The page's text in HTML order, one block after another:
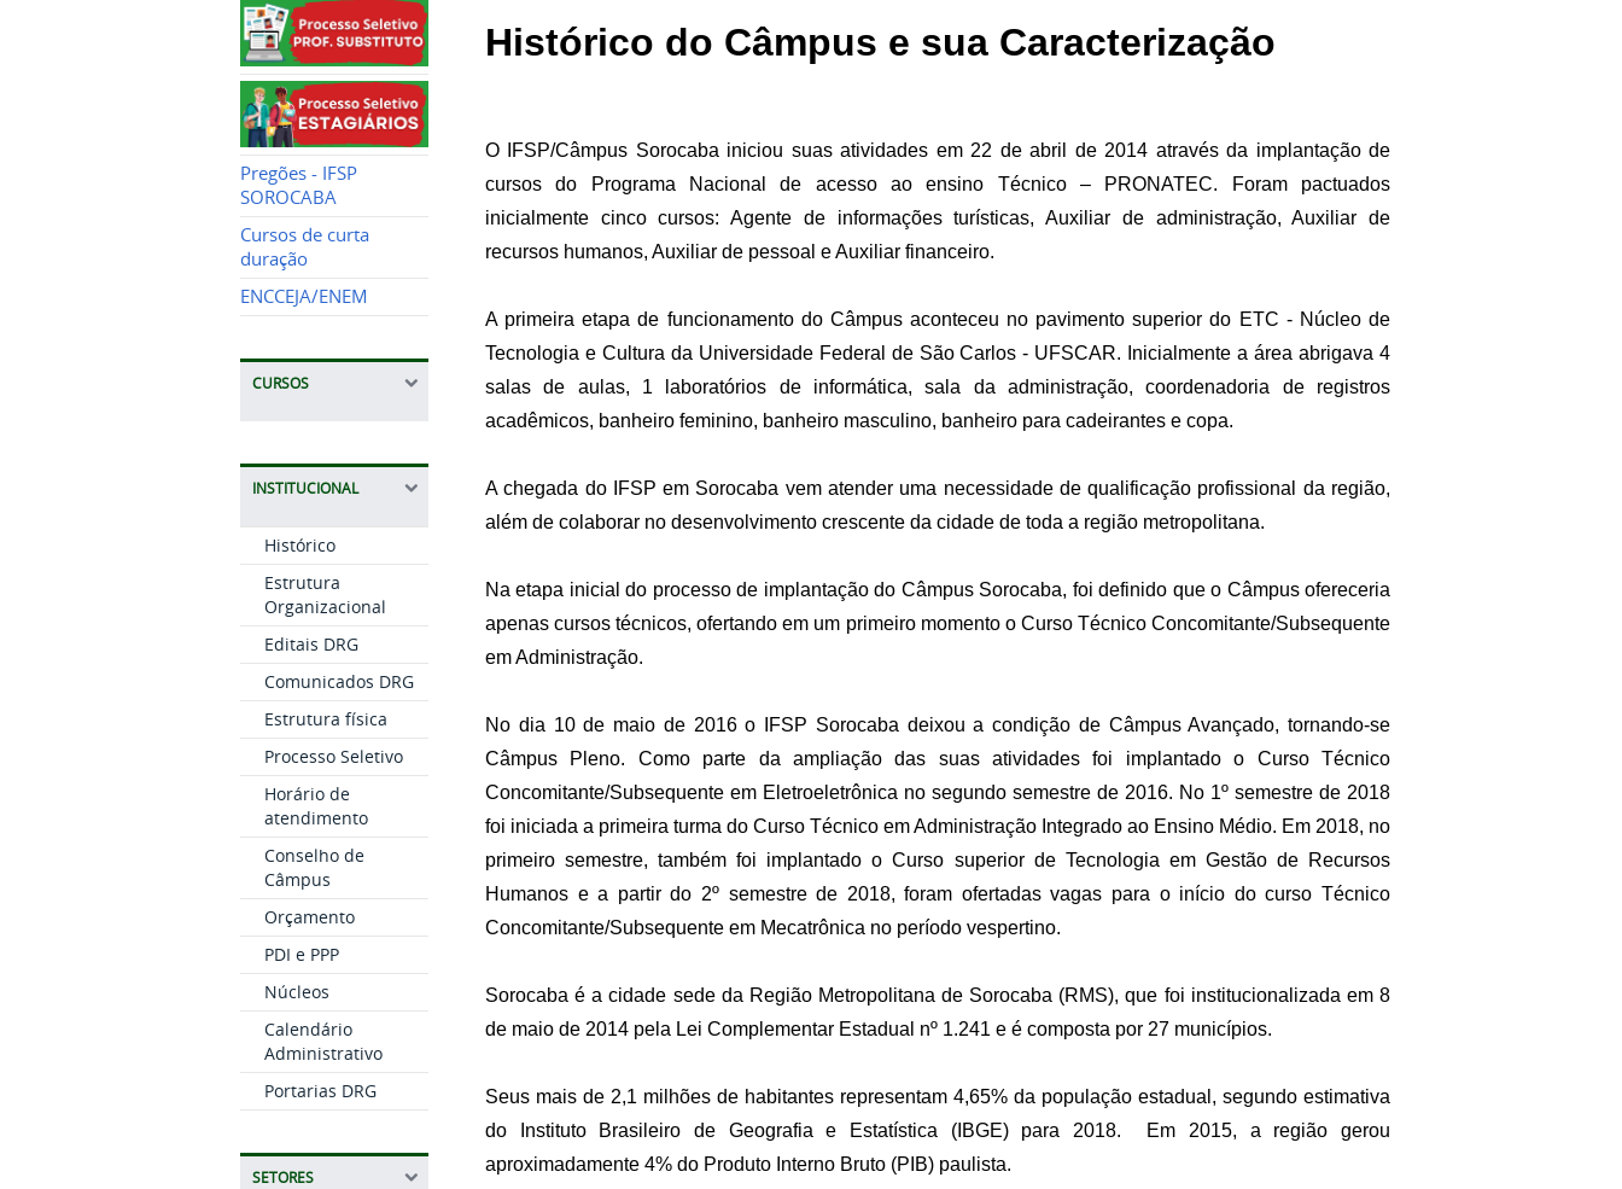
Pregões - IFSP
SOROCABA
Cursos de curta
duração
ENCCEJA/ENEM
CURSOS
INSTITUCIONAL
Histórico
Estrutura
Organizacional
Editais DRG
Comunicados DRG
Estrutura física
Processo Seletivo
Horário de
atendimento
Conselho de
Câmpus
Orçamento
PDI e PPP
Núcleos
Calendário
Administrativo
Portarias DRG
SETORES
Histórico do Câmpus e sua Caracterização
O IFSP/Câmpus Sorocaba iniciou suas atividades em 22 de abril de 2014 através da implantação de
cursos do Programa Nacional de acesso ao ensino Técnico – PRONATEC. Foram pactuados
inicialmente cinco cursos: Agente de informações turísticas, Auxiliar de administração, Auxiliar de
recursos humanos, Auxiliar de pessoal e Auxiliar financeiro.
A primeira etapa de funcionamento do Câmpus aconteceu no pavimento superior do ETC - Núcleo de
Tecnologia e Cultura da Universidade Federal de São Carlos - UFSCAR. Inicialmente a área abrigava 4
salas de aulas, 1 laboratórios de informática, sala da administração, coordenadoria de registros
acadêmicos, banheiro feminino, banheiro masculino, banheiro para cadeirantes e copa.
A chegada do IFSP em Sorocaba vem atender uma necessidade de qualificação profissional da região,
além de colaborar no desenvolvimento crescente da cidade de toda a região metropolitana.
Na etapa inicial do processo de implantação do Câmpus Sorocaba, foi definido que o Câmpus ofereceria
apenas cursos técnicos, ofertando em um primeiro momento o Curso Técnico Concomitante/Subsequente
em Administração.
No dia 10 de maio de 2016 o IFSP Sorocaba deixou a condição de Câmpus Avançado, tornando-se
Câmpus Pleno. Como parte da ampliação das suas atividades foi implantado o Curso Técnico
Concomitante/Subsequente em Eletroeletrônica no segundo semestre de 2016. No 1º semestre de 2018
foi iniciada a primeira turma do Curso Técnico em Administração Integrado ao Ensino Médio. Em 2018, no
primeiro semestre, também foi implantado o Curso superior de Tecnologia em Gestão de Recursos
Humanos e a partir do 2º semestre de 2018, foram ofertadas vagas para o início do curso Técnico
Concomitante/Subsequente em Mecatrônica no período vespertino.
Sorocaba é a cidade sede da Região Metropolitana de Sorocaba (RMS), que foi institucionalizada em 8
de maio de 2014 pela Lei Complementar Estadual nº 1.241 e é composta por 27 municípios.
Seus mais de 2,1 milhões de habitantes representam 4,65% da população estadual, segundo estimativa
do Instituto Brasileiro de Geografia e Estatística (IBGE) para 2018. Em 2015, a região gerou
aproximadamente 4% do Produto Interno Bruto (PIB) paulista.